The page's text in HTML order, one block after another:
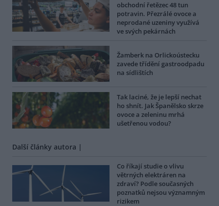
obchodní řetězec 48 tun
potravin. Přezrálé ovoce a
neprodané uzeniny využívá
ve svých pekárnách
Žamberk na Orlickoústecku
zavede třídění gastroodpadu
na sídlištích
Tak laciné, že je lepší nechat
ho shnít. Jak Španělsko skrze
ovoce a zeleninu mrhá
ušetřenou vodou?
Další články autora |
Co říkají studie o vlivu
větrných elektráren na
zdraví? Podle současných
poznatků nejsou významným
rizikem